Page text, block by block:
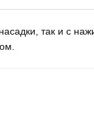
так и с